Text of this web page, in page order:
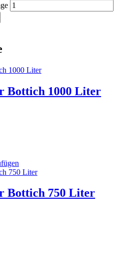
Bottich 1000 Liter
Bottich 750 Liter